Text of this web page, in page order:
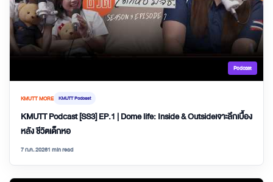
Podcast
KMUTT MORE KMUTT Podcast
KMUTT Podcast [SS3] EP.1 | Dome life: Inside & Outsideเจาะลึกเบื้อง
หลัง ชีวิตเด็กหอ
7 ก.ค. 20261 min read